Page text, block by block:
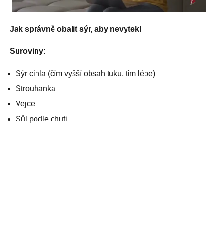
Jak správně obalit sýr, aby nevytekl
Suroviny:
Sýr cihla (čím vyšší obsah tuku, tím lépe)
Strouhanka
Vejce
Sůl podle chuti